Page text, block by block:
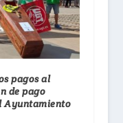
pagos al
de pago
Ayuntamiento